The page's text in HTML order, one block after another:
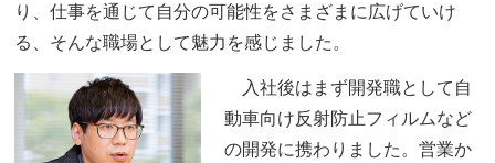
り、仕事を通じて自分の可能性をさまざまに広げていけ
る、そんな職場として魅力を感じました。
入社後はまず開発職として自
動車向け反射防止フィルムなど
の開発に携わりました。営業か